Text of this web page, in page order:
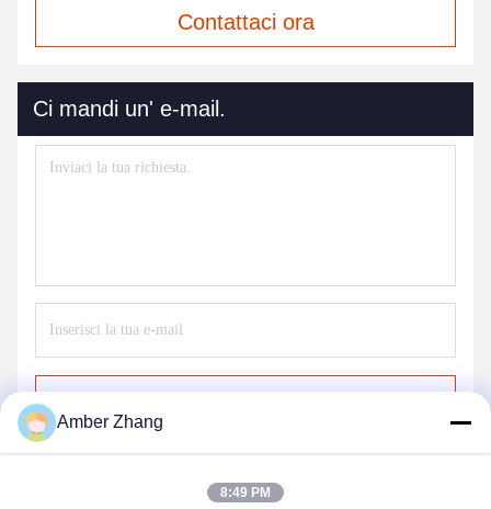
Contattaci ora
Ci mandi un' e-mail.
Amber Zhang
8:49 PM